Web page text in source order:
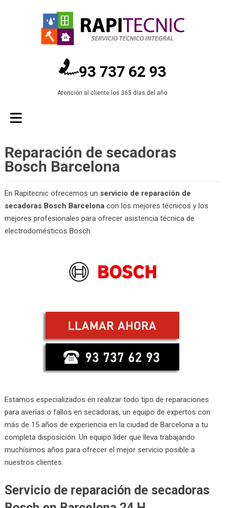
93 737 62 93
Atención al cliente los 365 días del año
Reparación de secadoras
Bosch Barcelona
En Rapitecnic ofrecemos un servicio de reparación de
secadoras Bosch Barcelonacon los mejores técnicos y los
mejores profesionales para ofrecer asistencia técnica de
electrodomésticos Bosch.
Estamos especializados en realizar todo tipo de reparaciones
para averías o fallos en secadoras, un equipo de expertos con
más de 15 años de experiencia en la ciudad de Barcelona a tu
completa disposición. Un equipo líder que lleva trabajando
muchísimos años para ofrecer el mejor servicio posible a
nuestros clientes.
Servicio de reparación de secadoras